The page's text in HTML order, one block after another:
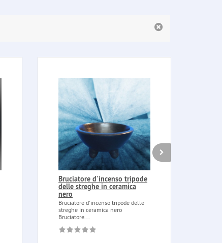
Bruciatore d'incenso tripode
delle streghe in ceramica
nero
Bruciatore d'incenso tripode delle
streghe in ceramica nero
Bruciatore...